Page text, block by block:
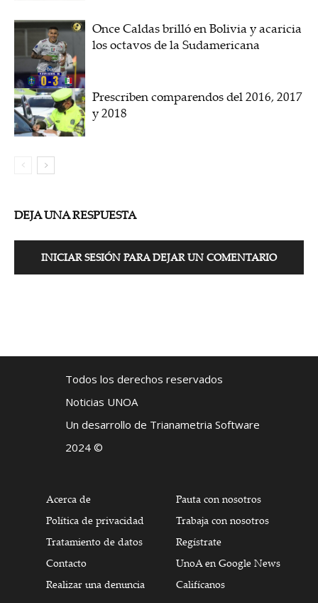
Once Caldas brilló en Bolivia y acaricia
los octavos de la Sudamericana
Prescriben comparendos del 2016, 2017
y 2018
DEJA UNA RESPUESTA
INICIAR SESIÓN PARA DEJAR UN COMENTARIO
Todos los derechos reservados
Noticias UNOA
Un desarrollo de Trianametria Software
2024 ©
Acerca de
Política de privacidad
Tratamiento de datos
Contacto
Realizar una denuncia
Pauta con nosotros
Trabaja con nosotros
Regístrate
UnoA en Google News
Califícanos